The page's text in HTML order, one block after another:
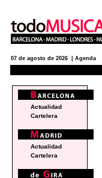
07 de agosto de 2026 | Agenda
Actualidad
Cartelera
Actualidad
Cartelera